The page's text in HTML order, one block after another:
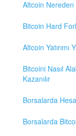
Altcoin Nereden
Bitcoin Hard
Altcoin
Bitcoini Nasıl
Kazanılır
Borsalarda
Borsalarda